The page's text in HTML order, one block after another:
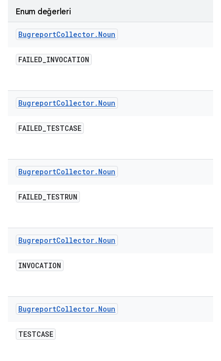
Enum değerleri
BugreportCollector. Noun
FAILED_INVOCATION
BugreportCollector. Noun
FAILED_TESTCASE
BugreportCollector. Noun
FAILED_TESTRUN
BugreportCollector. Noun
INVOCATION
BugreportCollector. Noun
TESTCASE